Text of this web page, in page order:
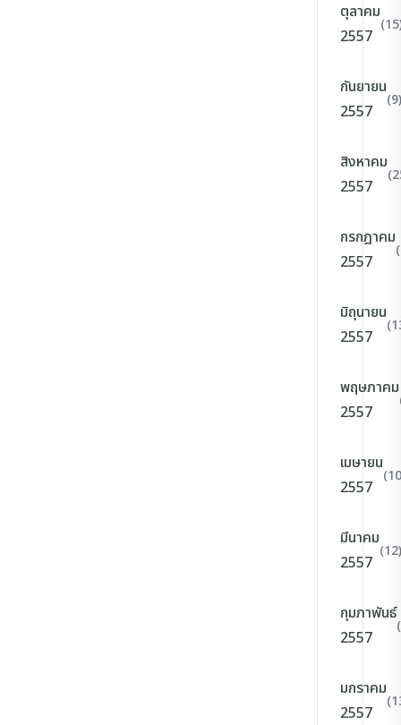
ตุลาคม
2557
กันยายน
2557
(9)
สิงหาคม
2557
กรกฎาคม
2557
มิถุนายน
2557
พฤษภาคม
2557
เมษายน
2557
มีนาคม
2557
(12)
กุมภาพันธ์
2557
มกราคม
2557